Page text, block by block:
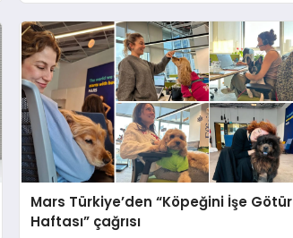
Mars Türkiye’den “Köpeğini İşe Götür
Haftası” çağrısı